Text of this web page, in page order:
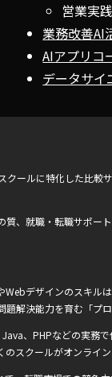
営業実
業務改善AI
AIアプリコ
データサイ
ールに特化した比
、就職・転職サポ
デザインのスキ
解決能力を育む「プ
、PHPなどの実務
スクールがオンライ